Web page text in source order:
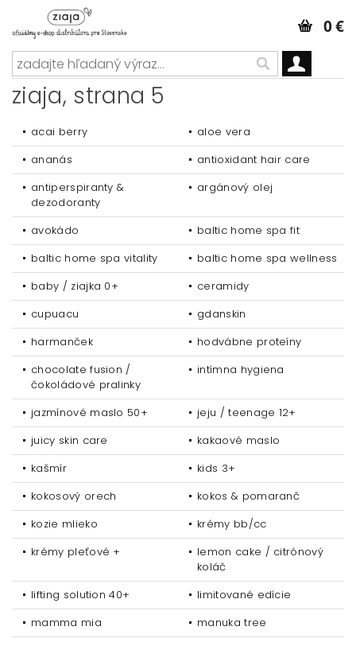
0 €
ziaja, strana 5
acai berry
aloe vera
ananás
antioxidant hair care
antiperspiranty &
dezodoranty
argánový olej
avokádo
baltic home spa fit
baltic home spa vitality
baltic home spa wellness
baby / ziajka 0+
ceramidy
cupuacu
gdanskin
harmanček
hodvábne proteíny
chocolate fusion /
čokoládové pralinky
intímna hygiena
jazmínové maslo 50+
jeju / teenage 12+
juicy skin care
kakaové maslo
kašmír
kids 3+
kokosový orech
kokos & pomaranč
kozie mlieko
krémy bb/cc
krémy pleťové +
lemon cake / citrónový
koláč
lifting solution 40+
limitované edície
mamma mia
manuka tree